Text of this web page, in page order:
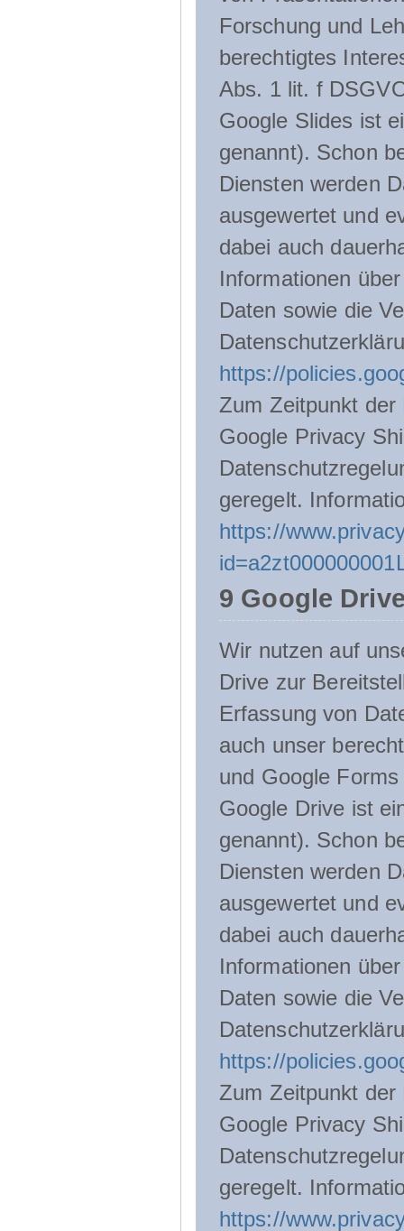
Forschung und
berechtigtes
Abs. 1 lit. f
Google Slides ist
genannt). Schon
Diensten werden
ausgewertet und
dabei auch
Informationen
Daten sowie die
https://
Zum Zeitpunkt der
Google Privacy
geregelt.
https://
9 Google
Wir nutzen auf
Drive zur
Erfassung von
auch unser
und Google
Google Drive ist
genannt). Schon
Diensten werden
ausgewertet und
dabei auch
Informationen
Daten sowie die
https://
Zum Zeitpunkt der
Google Privacy
geregelt.
https://